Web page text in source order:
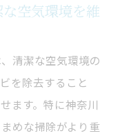
空気環境を維
清潔な空気環境の
を除去すること
ます。特に神奈川
めな掃除がより重